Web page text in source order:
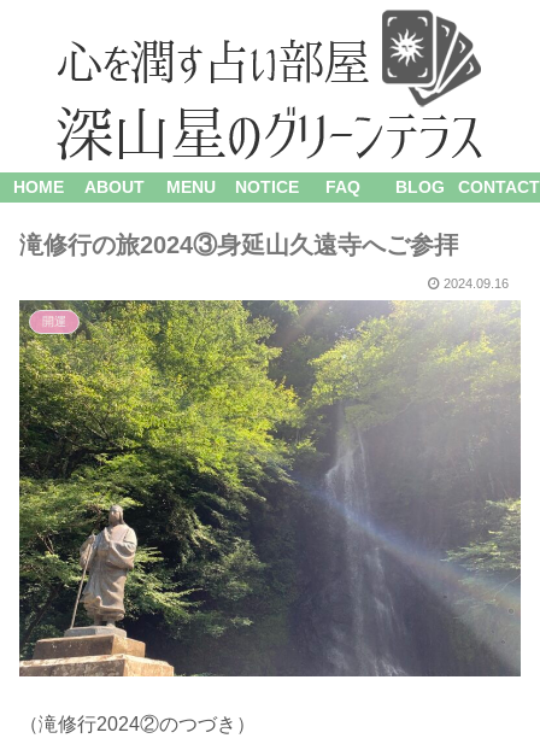
HOME ABOUT MENU NOTICE FAQ BLOG CONTACT
滝修行の旅2024③身延山久遠寺へご参拝
2024.09.16
開運
（滝修行2024②のつづき）